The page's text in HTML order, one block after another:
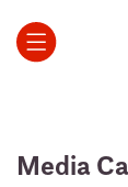
Zum
Media